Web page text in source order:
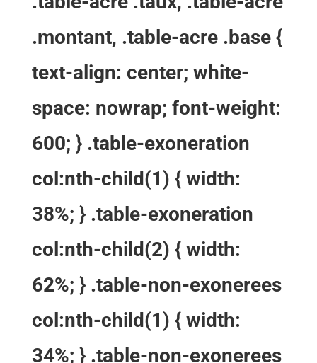
.montant, .table-acre .base {
text-align: center; white-
space: nowrap; font-weight:
600; } .table-exoneration
col:nth-child(1) { width:
38%; } .table-exoneration
col:nth-child(2) { width:
62%; } .table-non-exonerees
col:nth-child(1) { width:
34%; } .table-non-exonerees